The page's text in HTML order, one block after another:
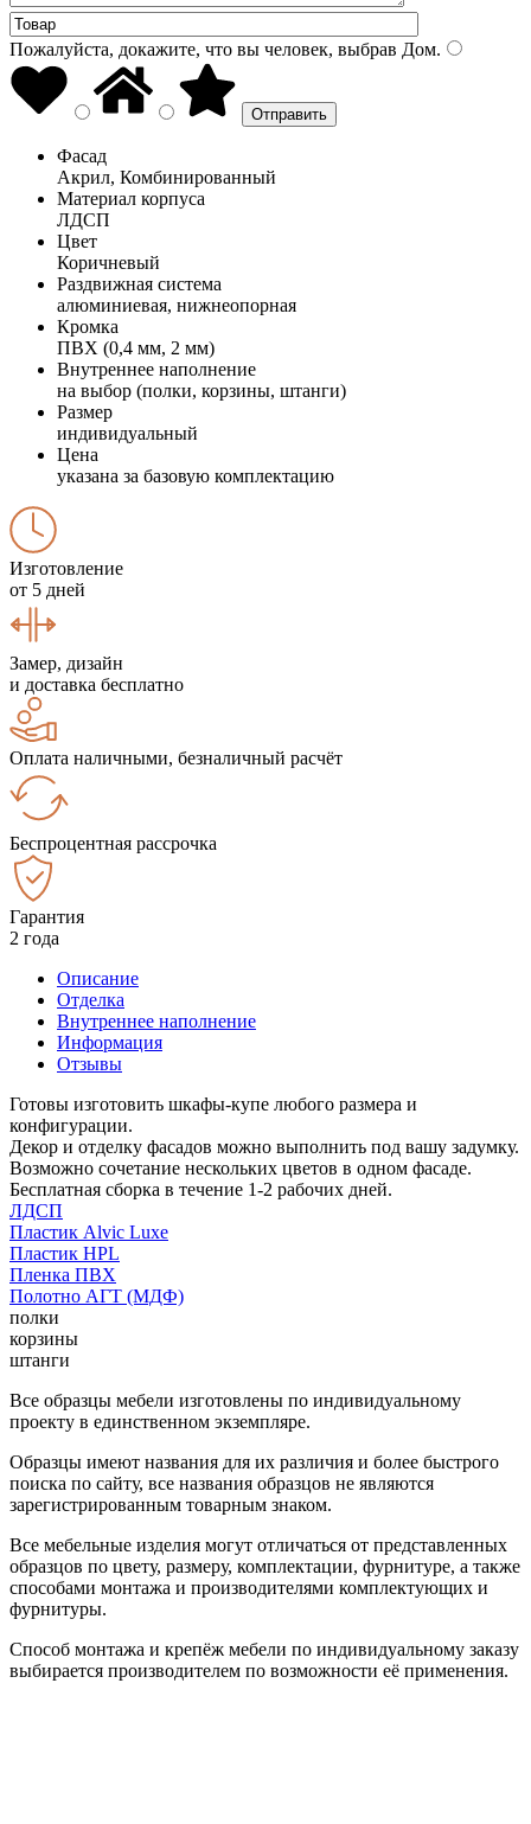
Пожалуйста, докажите, что вы человек, выбрав Дом.
Фасад
Акрил, Комбинированный
Материал корпуса
ЛДСП
Цвет
Коричневый
Раздвижная система
алюминиевая, нижнеопорная
Кромка
ПВХ (0,4 мм, 2 мм)
Внутреннее наполнение
на выбор (полки, корзины, штанги)
Размер
индивидуальный
Цена
указана за базовую комплектацию
Изготовление
от 5 дней
Замер, дизайн
и доставка бесплатно
Оплата наличными, безналичный расчёт
Беспроцентная рассрочка
Гарантия
2 года
Описание
Отделка
Внутреннее наполнение
Информация
Отзывы
Готовы изготовить шкафы-купе любого размера и
конфигурации.
Декор и отделку фасадов можно выполнить под вашу задумку.
Возможно сочетание нескольких цветов в одном фасаде.
Бесплатная сборка в течение 1-2 рабочих дней.
ЛДСП
Пластик Alvic Luxe
Пластик HPL
Пленка ПВХ
Полотно АГТ (МДФ)
полки
корзины
штанги
Все образцы мебели изготовлены по индивидуальному
проекту в единственном экземпляре.
Образцы имеют названия для их различия и более быстрого
поиска по сайту, все названия образцов не являются
зарегистрированным товарным знаком.
Все мебельные изделия могут отличаться от представленных
образцов по цвету, размеру, комплектации, фурнитуре, а также
способами монтажа и производителями комплектующих и
фурнитуры.
Способ монтажа и крепёж мебели по индивидуальному заказу
выбирается производителем по возможности её применения.